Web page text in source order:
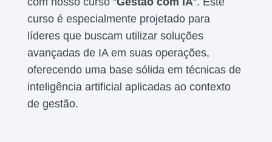
curso é especialmente projetado para
líderes que buscam utilizar soluções
avançadas de IA em suas operações,
oferecendo uma base sólida em técnicas de
inteligência artificial aplicadas ao contexto
de gestão.